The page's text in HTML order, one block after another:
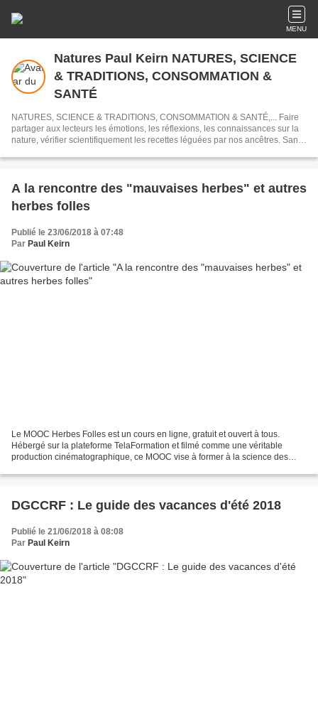
MENU
Natures Paul Keirn NATURES, SCIENCE
& TRADITIONS, CONSOMMATION &
SANTÉ
NATURES, SCIENCE & TRADITIONS, CONSOMMATION & SANTÉ,... Faire
partager aux lecteurs les émotions, les réflexions, les connaissances sur la
nature, vérifier scientifiquement les recettes léguées par nos ancêtres. Sans
national et mondial. ***** Le pirate de Natures, qui lui a fait perdre la moitié
commencer !!!
A la rencontre des "mauvaises herbes" et autres
herbes folles
Publié le 23/06/2018 à 07:48
Par Paul Keirn
Le MOOC Herbes Folles est un cours en ligne, gratuit et ouvert à tous.
Hébergé sur la plateforme TelaFormation et filmé comme une véritable
production cinématographique, ce MOOC vise à former à la science des
DGCCRF : Le guide des vacances d'été 2018
Publié le 21/06/2018 à 08:08
Par Paul Keirn